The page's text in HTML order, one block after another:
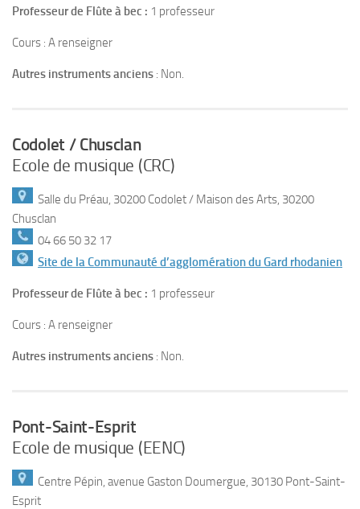
Professeur de Flûte à bec : 1 professeur
Cours : A renseigner
Autres instruments anciens : Non.
Codolet / Chusclan
Ecole de musique (CRC)
Salle du Préau, 30200 Codolet / Maison des Arts, 30200
Chusclan
04 66 50 32 17
Site de la Communauté d’agglomération du Gard rhodanien
Professeur de Flûte à bec : 1 professeur
Cours : A renseigner
Autres instruments anciens : Non.
Pont-Saint-Esprit
Ecole de musique (EENC)
Centre Pépin, avenue Gaston Doumergue, 30130 Pont-Saint-
Esprit